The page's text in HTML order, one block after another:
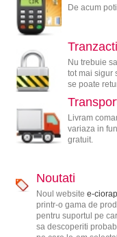
De acum
Nu trebuie
tot mai sigur
se poate
Livram
variaza in
gratuit.
Noutati
Noul website e-
printr-o gama de
pentru suportul pe
sa descoperiti